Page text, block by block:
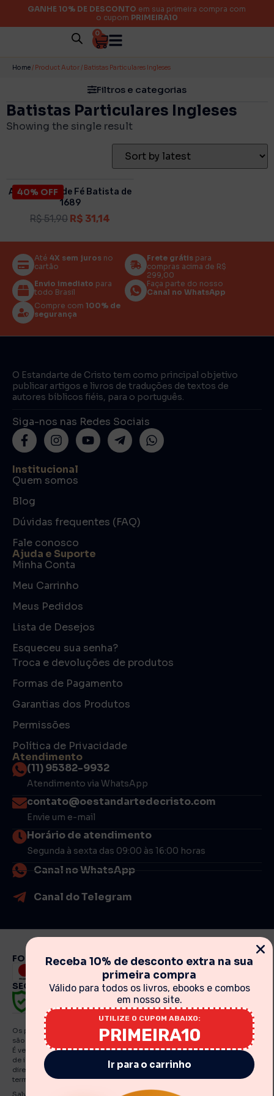
GANHE 10% DE DESCONTO em sua primeira compra com
o cupom PRIMEIRA10
0
Home / Product Autor / Batistas Particulares Ingleses
Filtros e categorias
Batistas Particulares Ingleses
Showing the single result
40% OFF
A Confissão de Fé Batista de
1689
R$51,90 R$ 31,14
Autor
Ano
Preço
Até 4X sem juros no
cartão
Frete grátis para
compras acima de R$
299,00
Envio imediato para
todo Brasil
Faça parte do nosso
Canal no WhatsApp
Compre com 100% de
segurança
O Estandarte de Cristo tem como principal objetivo
publicar artigos e livros de traduções de textos de
autores bíblicos fiéis, para o português.
Siga-nos nas Redes Sociais
Institucional
Quem somos
Blog
Dúvidas frequentes (FAQ)
Fale conosco
Ajuda e Suporte
Minha Conta
Meu Carrinho
Meus Pedidos
Lista de Desejos
Esqueceu sua senha?
Troca e devoluções de produtos
Formas de Pagamento
Garantias dos Produtos
Permissões
Política de Privacidade
Atendimento
(11) 95382-9932
Atendimento via WhatsApp
contato@oestandartedecristo.com
Envie um e-mail
Horário de atendimento
Segunda à sexta das 09:00 às 16:00 horas
Canal no WhatsApp
Canal do Telegram
FORMAS DE PAGAMENTO
SEGURANÇA
Os preços, promoções, condições de pagamento, frete e produtos
são válidos exclusivamente para compras realizadas via internet.
É vedada qualquer reprodução, total ou parcial, de qualquer elemento
de identidade, sem expressa autorização. A violação de qualquer
direito mencionado implicará na responsabilização cível e criminal nos
termos da Lei. Fotos meramente ilustrativas.
Receba 10% de desconto extra na sua
primeira compra
Válido para todos os livros, ebooks e combos
em nosso site.
UTILIZE O CUPOM ABAIXO:
PRIMEIRA10
Ir para o carrinho